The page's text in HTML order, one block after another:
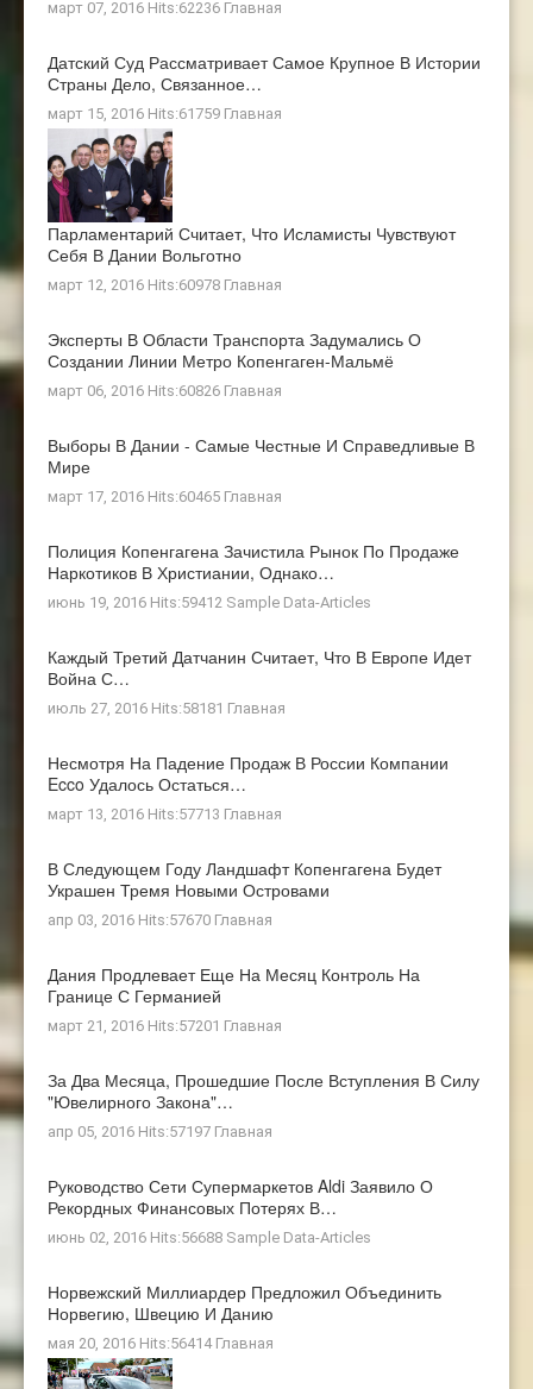
март 07, 2016 Hits:62236 Главная
Датский Суд Рассматривает Самое Крупное В Истории
Страны Дело, Связанное…
март 15, 2016 Hits:61759 Главная
Парламентарий Считает, Что Исламисты Чувствуют
Себя В Дании Вольготно
март 12, 2016 Hits:60978 Главная
Эксперты В Области Транспорта Задумались О
Создании Линии Метро Копенгаген-Мальмё
март 06, 2016 Hits:60826 Главная
Выборы В Дании - Самые Честные И Справедливые В
Мире
март 17, 2016 Hits:60465 Главная
Полиция Копенгагена Зачистила Рынок По Продаже
Наркотиков В Христиании, Однако…
июнь 19, 2016 Hits:59412 Sample Data-Articles
Каждый Третий Датчанин Считает, Что В Европе Идет
Война С…
июль 27, 2016 Hits:58181 Главная
Несмотря На Падение Продаж В России Компании
Ecco Удалось Остаться…
март 13, 2016 Hits:57713 Главная
В Следующем Году Ландшафт Копенгагена Будет
Украшен Тремя Новыми Островами
апр 03, 2016 Hits:57670 Главная
Дания Продлевает Еще На Месяц Контроль На
Границе С Германией
март 21, 2016 Hits:57201 Главная
За Два Месяца, Прошедшие После Вступления В Силу
"ювелирного Закона"…
апр 05, 2016 Hits:57197 Главная
Руководство Сети Супермаркетов Aldi Заявило О
Рекордных Финансовых Потерях В…
июнь 02, 2016 Hits:56688 Sample Data-Articles
Норвежский Миллиардер Предложил Объединить
Норвегию, Швецию И Данию
мая 20, 2016 Hits:56414 Главная